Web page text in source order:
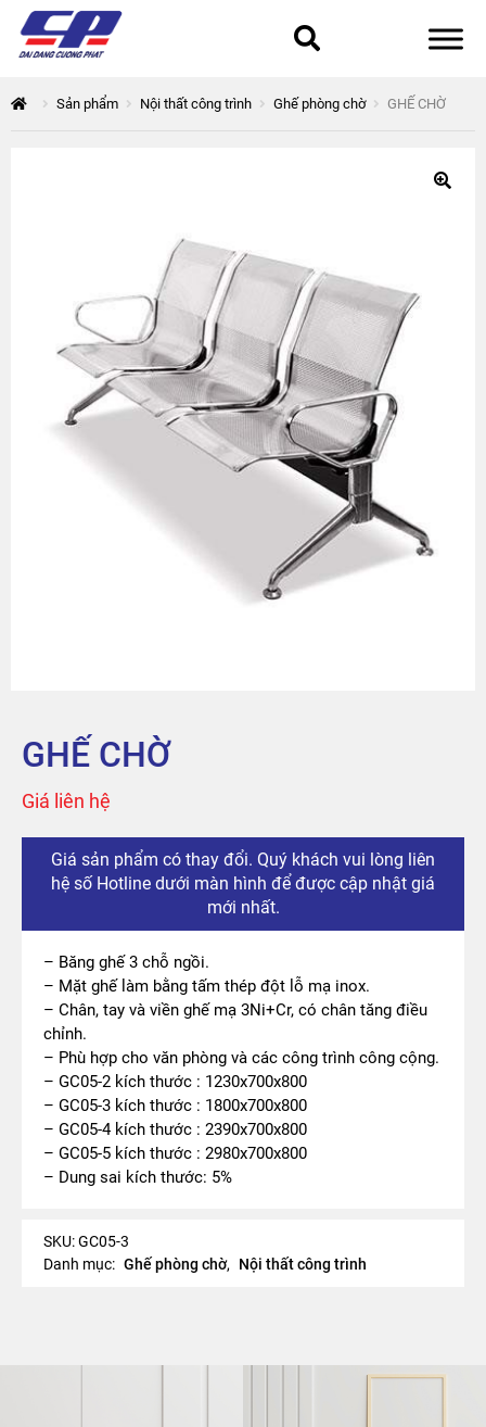
Giỏ hàng
Giới thiệu
Hòa Phát
Liên hệ
Sản phẩm
Sản phẩm Nội thất công trình Ghế phòng chờ GHẾ CHỜ
GHẾ CHỜ
Giá liên hệ
Giá sản phẩm có thay đổi. Quý khách vui lòng liên
hệ số Hotline dưới màn hình để được cập nhật giá
mới nhất.
– Băng ghế 3 chỗ ngồi.
– Mặt ghế làm bằng tấm thép đột lỗ mạ inox.
– Chân, tay và viền ghế mạ 3Ni+Cr, có chân tăng điều
chỉnh.
– Phù hợp cho văn phòng và các công trình công cộng.
– GC05-2 kích thước : 1230x700x800
– GC05-3 kích thước : 1800x700x800
– GC05-4 kích thước : 2390x700x800
– GC05-5 kích thước : 2980x700x800
– Dung sai kích thước: 5%
SKU:GC05-3
Danh mục: Ghế phòng chờ, Nội thất công trình